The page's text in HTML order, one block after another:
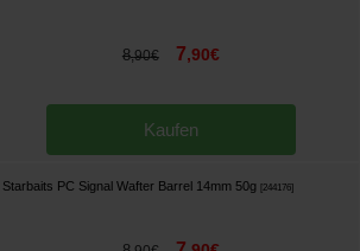
8,90€ 7,90€
Kaufen
Starbaits PC Signal Wafter Barrel 14mm 50g [244176]